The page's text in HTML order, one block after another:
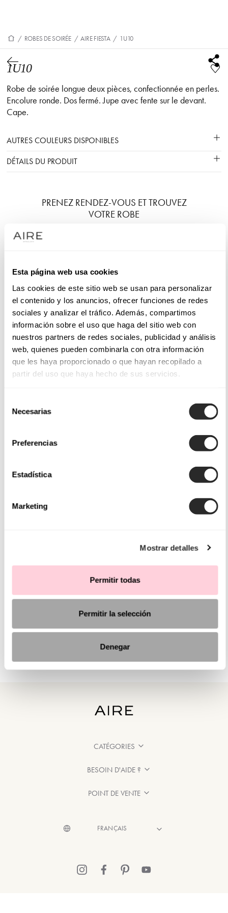
Esta página web usa cookies
Las cookies de este sitio web se usan para personalizar
el contenido y los anuncios, ofrecer funciones de redes
sociales y analizar el tráfico. Además, compartimos
información sobre el uso que haga del sitio web con
nuestros partners de redes sociales, publicidad y análisis
web, quienes pueden combinarla con otra información
que les haya proporcionado o que hayan recopilado a
partir del uso que haya hecho de sus servicios.
Necesarias
Preferencias
Estadística
Marketing
Mostrar detalles
Permitir todas
Permitir la selección
Denegar
/ ROBES DE SOIRÉE / AIRE FIESTA / 1U10
1U10
Robe de soirée longue deux pièces, confectionnée en perles.
Encolure ronde. Dos fermé. Jupe avec fente sur le devant.
Cape.
AUTRES COULEURS DISPONIBLES
DÉTAILS DU PRODUIT
PRENEZ RENDEZ-VOUS ET TROUVEZ
VOTRE ROBE
CATÉGORIES
BESOIN D'AIDE ?
POINT DE VENTE